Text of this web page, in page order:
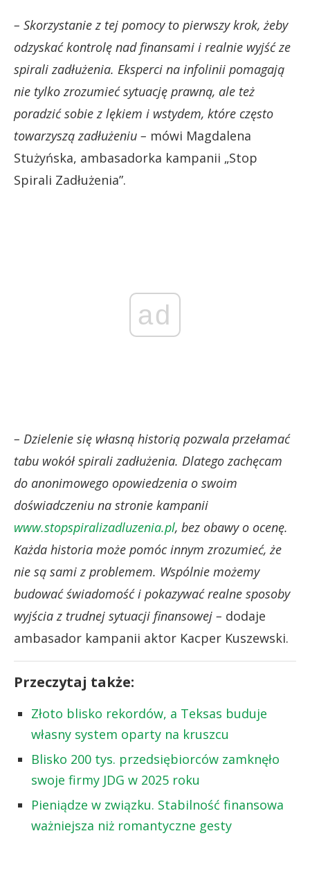
– Skorzystanie z tej pomocy to pierwszy krok, żeby
odzyskać kontrolę nad finansami i realnie wyjść ze
spirali zadłużenia. Eksperci na infolinii pomagają
nie tylko zrozumieć sytuację prawną, ale też
poradzić sobie z lękiem i wstydem, które często
towarzyszą zadłużeniu – mówi Magdalena
Stużyńska, ambasadorka kampanii „Stop
Spirali Zadłużenia”.
ad
– Dzielenie się własną historią pozwala przełamać
tabu wokół spirali zadłużenia. Dlatego zachęcam
do anonimowego opowiedzenia o swoim
doświadczeniu na stronie kampanii
www.stopspiralizadluzenia.pl, bez obawy o ocenę.
Każda historia może pomóc innym zrozumieć, że
nie są sami z problemem. Wspólnie możemy
budować świadomość i pokazywać realne sposoby
wyjścia z trudnej sytuacji finansowej – dodaje
ambasador kampanii aktor Kacper Kuszewski.
Przeczytaj także:
Złoto blisko rekordów, a Teksas buduje
własny system oparty na kruszcu
Blisko 200 tys. przedsiębiorców zamknęło
swoje firmy JDG w 2025 roku
Pieniądze w związku. Stabilność finansowa
ważniejsza niż romantyczne gesty